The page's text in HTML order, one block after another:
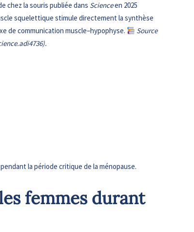
chez la souris publiée dans Scienceen 2025
squelettique stimule directement la synthèse
de communication muscle–hypophyse.
Source
la période critique de la ménopause.
femmes durant